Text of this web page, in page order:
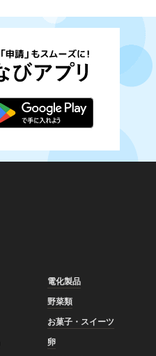
電化製品
野菜類
お菓子・スイーツ
卵